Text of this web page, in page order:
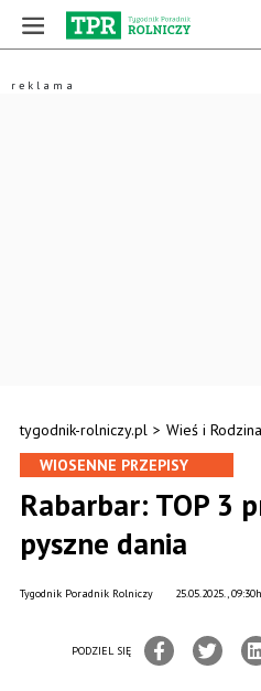
tygodnik-rolniczy.pl > Wieś i Rodzina
WIOSENNE PRZEPISY
Rabarbar: TOP 3
pyszne dania
25.05.2025., 09:30h
Tygodnik Poradnik Rolniczy
PODZIEL SIĘ